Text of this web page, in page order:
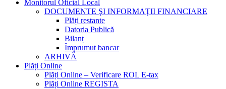
Monitorul Oficial Local
DOCUMENTE ŞI INFORMAŢII FINANCIARE
Plăți restante
Datoria Publică
Bilanț
Împrumut bancar
ARHIVĂ
Plăți Online
Plăți Online – Verificare ROL E-tax
Plăți Online REGISTA